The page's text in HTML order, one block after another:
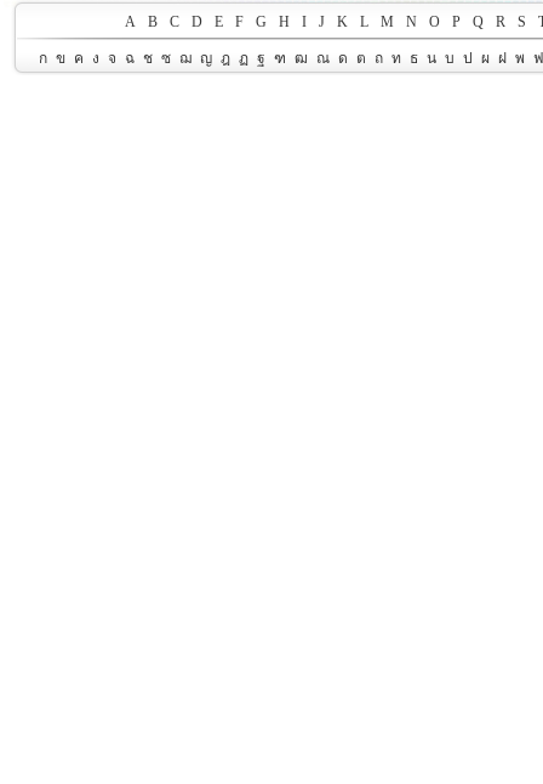
A
B C D E F G H I J K L M N O P Q R S
ก ข ค ง จ ฉ ช ซ ฌ ญ ฎ ฏ ฐ ฑ ฒ ณ ด ต ถ ท ธ น บ ป ผ ฝ พ ฟ